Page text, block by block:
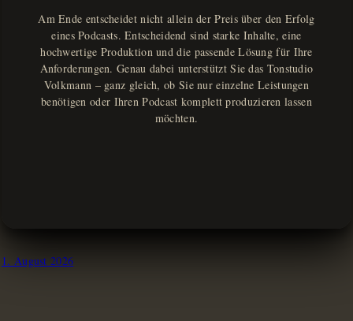
Am Ende entscheidet nicht allein der Preis über den Erfolg
eines Podcasts. Entscheidend sind starke Inhalte, eine
hochwertige Produktion und die passende Lösung für Ihre
Anforderungen. Genau dabei unterstützt Sie das Tonstudio
Volkmann – ganz gleich, ob Sie nur einzelne Leistungen
benötigen oder Ihren Podcast komplett produzieren lassen
möchten.
1. August 2026